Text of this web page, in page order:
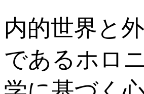
内的世界と
であるホロ